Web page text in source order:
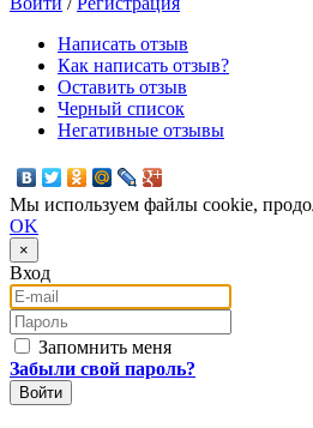
Написать отзыв
Как написать отзыв?
Оставить отзыв
Черный список
Негативные отзывы
Мы используем файлы cookie,
OK
×
Вход
E-mail
Пароль
Запомнить меня
Забыли свой пароль?